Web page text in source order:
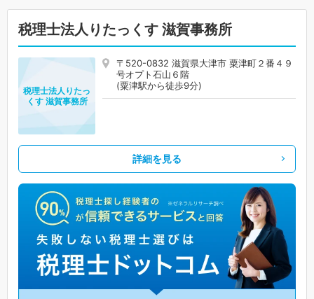
税理士法人りたっくす 滋賀事務所
〒520-0832 滋賀県大津市 粟津町２番４９
号オプト石山６階
(粟津駅から徒歩9分)
税理士法人りたっ
くす 滋賀事務所
詳細を見る